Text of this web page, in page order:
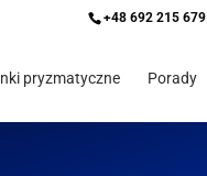
+48 692 215 679
pryzmatyczne Porady